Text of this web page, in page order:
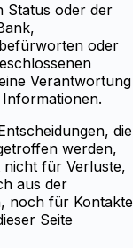
Status oder der
oder
Verantwortung
die
werden,
nicht für Verluste,
aus der
noch für Kontakte
Seite